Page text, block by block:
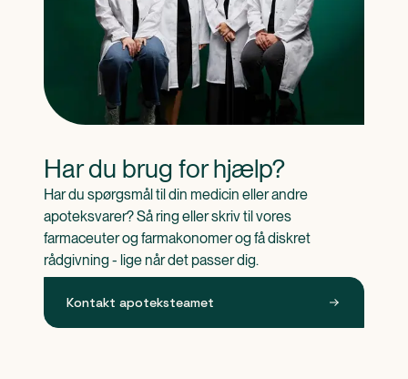
Har du brug for hjælp?
Har du spørgsmål til din medicin eller andre
apoteksvarer? Så ring eller skriv til vores
farmaceuter og farmakonomer og få diskret
rådgivning - lige når det passer dig.
Kontakt apoteksteamet